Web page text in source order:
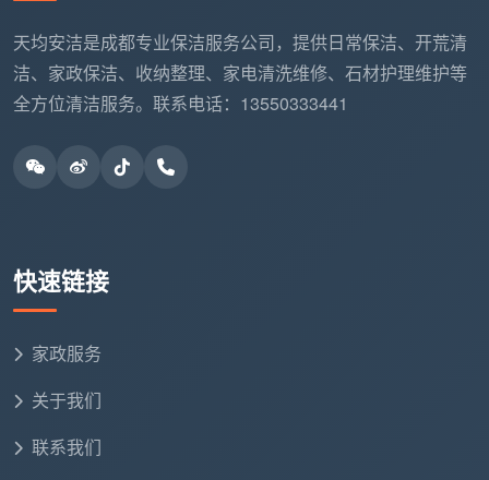
安全保障。低价开荒团队为省成本，往往使用强酸类廉
价清洁剂。水龙头和花洒当时擦得锃亮，几天后表面开
始氧化发黑，镀层腐蚀不可逆。有小孩和老人的家庭，
成都天均安洁保洁统一使用进口中性清洁剂，不伤
型和售后承诺写进合同，是判断一份
当你在手机里再次打出“开荒保洁价格多少”时，你
不再会被那些“500元全包”的字眼轻易打动。你清楚，
天均安洁是成都专业保洁服务公司，提供日常保洁、开荒清
洁、家政保洁、收纳整理、家电清洗维修、石材护理维护等
全方位清洁服务。联系电话：13550333441
快速链接
家政服务
关于我们
联系我们